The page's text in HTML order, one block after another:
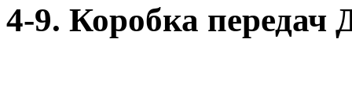
4-9. Коробка передач